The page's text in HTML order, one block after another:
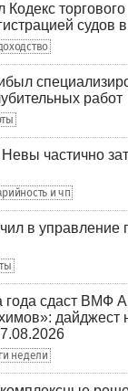
Кодекс торгового
судов
работ
частично
и чп
в управление
года сдаст ВМФ
дайджест
недели